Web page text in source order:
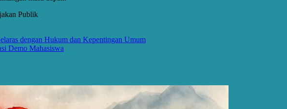
Publik
dengan Hukum dan Kepentingan Umum
Demo Mahasiswa